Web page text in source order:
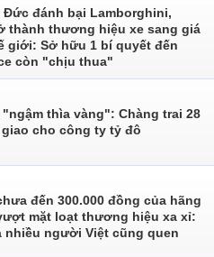
Đức đánh bại Lamborghini,
thành thương hiệu xe sang giá
giới: Sở hữu 1 bí quyết đến
còn "chịu thua"
"ngậm thìa vàng": Chàng trai 28
cho công ty tỷ đô
đến 300.000 đồng của hãng
mặt loạt thương hiệu xa xỉ:
nhiều người Việt cũng quen